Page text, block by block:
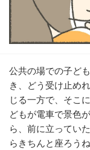
公共の場での子ど
き、どう受け止め
じる一方で、そこ
どもが電車で景色
ら、前に立ってい
らきちんと座ろう